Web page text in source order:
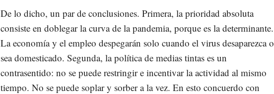
De lo dicho, un par de conclusiones. Primera, la prioridad absoluta
consiste en doblegar la curva de la pandemia, porque es la determinante.
La economía y el empleo despegarán solo cuando el virus desaparezca o
sea domesticado. Segunda, la política de medias tintas es un
contrasentido: no se puede restringir e incentivar la actividad al mismo
tiempo. No se puede soplar y sorber a la vez. En esto concuerdo con